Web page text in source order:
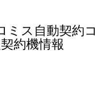
ミス自動契約コ
約機情報